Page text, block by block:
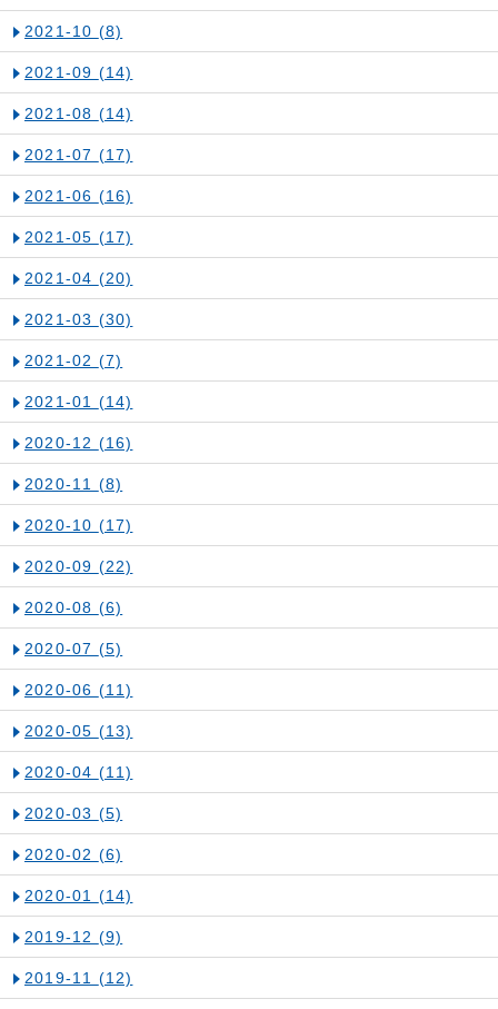
2021-10 (8)
2021-09 (14)
2021-08 (14)
2021-07 (17)
2021-06 (16)
2021-05 (17)
2021-04 (20)
2021-03 (30)
2021-02 (7)
2021-01 (14)
2020-12 (16)
2020-11 (8)
2020-10 (17)
2020-09 (22)
2020-08 (6)
2020-07 (5)
2020-06 (11)
2020-05 (13)
2020-04 (11)
2020-03 (5)
2020-02 (6)
2020-01 (14)
2019-12 (9)
2019-11 (12)